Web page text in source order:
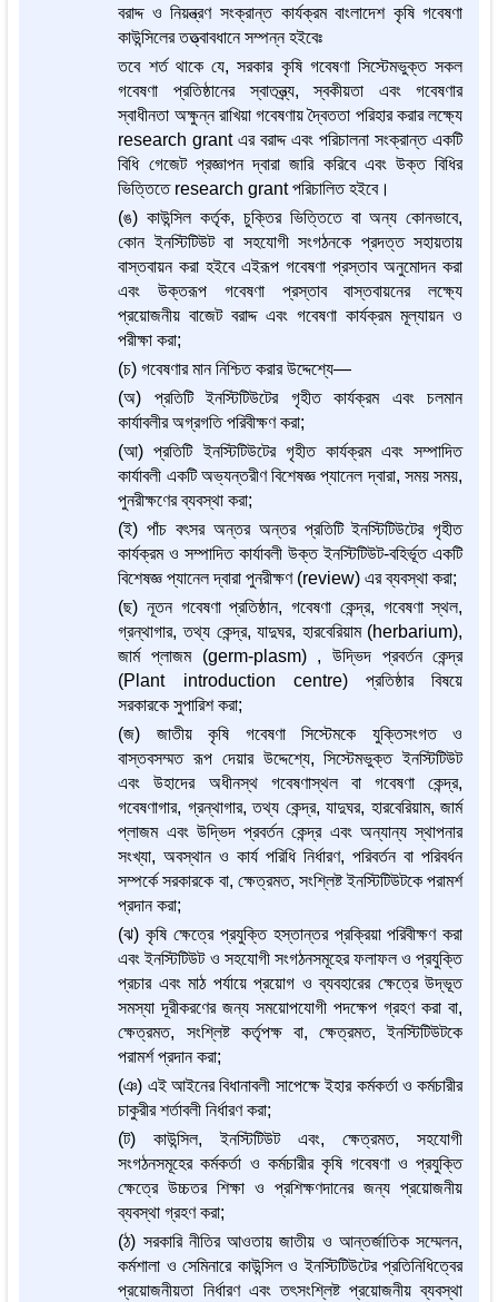
বরাদ্দ ও নিয়ন্ত্রণ সংক্রান্ত কার্যক্রম বাংলাদেশ কৃষি গবেষণা
কাউন্সিলের তত্ত্বাবধানে সম্পন্ন হইবেঃ
তবে শর্ত থাকে যে, সরকার কৃষি গবেষণা সিস্টেমভুক্ত সকল
গবেষণা প্রতিষ্ঠানের স্বাতন্ত্র্য, স্বকীয়তা এবং গবেষণার
স্বাধীনতা অক্ষুন্ন রাখিয়া গবেষণায় দ্বৈততা পরিহার করার লক্ষ্যে
research grant এর বরাদ্দ এবং পরিচালনা সংক্রান্ত একটি
বিধি গেজেট প্রজ্ঞাপন দ্বারা জারি করিবে এবং উক্ত বিধির
ভিত্তিতে research grant পরিচালিত হইবে।
(ঙ) কাউন্সিল কর্তৃক, চুক্তির ভিত্তিতে বা অন্য কোনভাবে,
কোন ইনস্টিটিউট বা সহযোগী সংগঠনকে প্রদত্ত সহায়তায়
বাস্তবায়ন করা হইবে এইরূপ গবেষণা প্রস্তাব অনুমোদন করা
এবং উক্তরূপ গবেষণা প্রস্তাব বাস্তবায়নের লক্ষ্যে
প্রয়োজনীয় বাজেট বরাদ্দ এবং গবেষণা কার্যক্রম মূল্যায়ন ও
পরীক্ষা করা;
(চ) গবেষণার মান নিশ্চিত করার উদ্দেশ্যে—
(অ) প্রতিটি ইনস্টিটিউটের গৃহীত কার্যক্রম এবং চলমান
কার্যাবলীর অগ্রগতি পরিবীক্ষণ করা;
(আ) প্রতিটি ইনস্টিটিউটের গৃহীত কার্যক্রম এবং সম্পাদিত
কার্যাবলী একটি অভ্যন্তরীণ বিশেষজ্ঞ প্যানেল দ্বারা, সময় সময়,
পুনরীক্ষণের ব্যবস্থা করা;
(ই) পাঁচ বৎসর অন্তর অন্তর প্রতিটি ইনস্টিটিউটের গৃহীত
কার্যক্রম ও সম্পাদিত কার্যাবলী উক্ত ইনস্টিটিউট-বহির্ভূত একটি
বিশেষজ্ঞ প্যানেল দ্বারা পুনরীক্ষণ (review) এর ব্যবস্থা করা;
(ছ) নূতন গবেষণা প্রতিষ্ঠান, গবেষণা কেন্দ্র, গবেষণা স্থল,
গ্রন্থাগার, তথ্য কেন্দ্র, যাদুঘর, হারবেরিয়াম (herbarium),
জার্ম প্লাজম (germ-plasm) , উদ্ভিদ প্রবর্তন কেন্দ্র
(Plant introduction centre) প্রতিষ্ঠার বিষয়ে
সরকারকে সুপারিশ করা;
(জ) জাতীয় কৃষি গবেষণা সিস্টেমকে যুক্তিসংগত ও
বাস্তবসম্মত রূপ দেয়ার উদ্দেশ্যে, সিস্টেমভুক্ত ইনস্টিটিউট
এবং উহাদের অধীনস্থ গবেষণাস্থল বা গবেষণা কেন্দ্র,
গবেষণাগার, গ্রন্থাগার, তথ্য কেন্দ্র, যাদুঘর, হারবেরিয়াম, জার্ম
প্লাজম এবং উদ্ভিদ প্রবর্তন কেন্দ্র এবং অন্যান্য স্থাপনার
সংখ্যা, অবস্থান ও কার্য পরিধি নির্ধারণ, পরিবর্তন বা পরিবর্ধন
সম্পর্কে সরকারকে বা, ক্ষেত্রমত, সংশ্লিষ্ট ইনস্টিটিউটকে পরামর্শ
প্রদান করা;
(ঝ) কৃষি ক্ষেত্রে প্রযুক্তি হস্তান্তর প্রক্রিয়া পরিবীক্ষণ করা
এবং ইনস্টিটিউট ও সহযোগী সংগঠনসমূহের ফলাফল ও প্রযুক্তি
প্রচার এবং মাঠ পর্যায়ে প্রয়োগ ও ব্যবহারের ক্ষেত্রে উদ্ভূত
সমস্যা দূরীকরণের জন্য সময়োপযোগী পদক্ষেপ গ্রহণ করা বা,
ক্ষেত্রমত, সংশ্লিষ্ট কর্তৃপক্ষ বা, ক্ষেত্রমত, ইনস্টিটিউটকে
পরামর্শ প্রদান করা;
(ঞ) এই আইনের বিধানাবলী সাপেক্ষে ইহার কর্মকর্তা ও কর্মচারীর
চাকুরীর শর্তাবলী নির্ধারণ করা;
(ট) কাউন্সিল, ইনস্টিটিউট এবং, ক্ষেত্রমত, সহযোগী
সংগঠনসমূহের কর্মকর্তা ও কর্মচারীর কৃষি গবেষণা ও প্রযুক্তি
ক্ষেত্রে উচ্চতর শিক্ষা ও প্রশিক্ষণদানের জন্য প্রয়োজনীয়
ব্যবস্থা গ্রহণ করা;
(ঠ) সরকারি নীতির আওতায় জাতীয় ও আন্তর্জাতিক সম্মেলন,
কর্মশালা ও সেমিনারে কাউন্সিল ও ইনস্টিটিউটের প্রতিনিধিত্বের
প্রয়োজনীয়তা নির্ধারণ এবং তৎসংশ্লিষ্ট প্রয়োজনীয় ব্যবস্থা